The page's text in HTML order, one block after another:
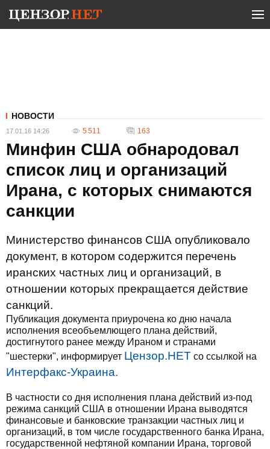
НОВОСТИ
17.01.16 14:26 5 511 163
Минфин США обнародовал
список лиц и организаций
Ирана, с которых снимаются
санкции
Министерство финансов США опубликовало
документ, в котором содержится перечень
иранских частных лиц и организаций, в
отношении которых прекращается действие
санкций.
Публикация документа приурочена ко дню начала
исполнения всеобъемлющего плана действий,
достигнутого ранее между Ираном и странами
"шестерки", информирует Цензор.НЕТ со ссылкой на
Интерфакс-Украина.
В частности со дня исполнения плана действий из-под
режима санкций США в отношении Ирана выводятся
финансовые и банковские транзакции частных лиц и
организаций, в том числе государственного банка Ирана,
государственной нефтяной компании Ирана, торговой